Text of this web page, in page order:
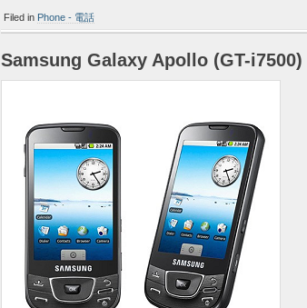
Filed in Phone - 電話
Samsung Galaxy Apollo (GT-i7500)